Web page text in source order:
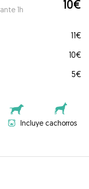
1h 10€
11€
10€
5€
Incluye cachorros